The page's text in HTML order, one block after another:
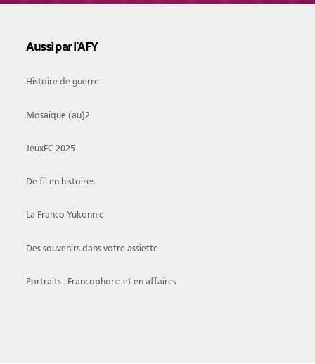
Aussi par l’AFY
Histoire de guerre
Mosaique (au)2
JeuxFC 2025
De fil en histoires
La Franco-Yukonnie
Des souvenirs dans votre assiette
Portraits : Francophone et en affaires